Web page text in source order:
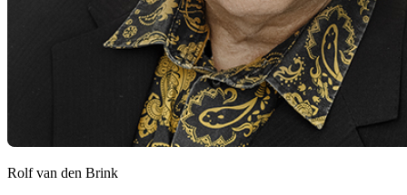
Rolf van den Brink